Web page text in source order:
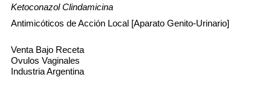
Ketoconazol Clindamicina
Antimicóticos de Acción Local [Aparato Genito-Urinario]
Venta Bajo Receta
Ovulos Vaginales
Industria Argentina